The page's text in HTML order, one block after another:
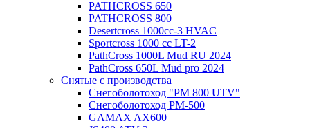
PATHCROSS 650
PATHCROSS 800
Desertcross 1000cc-3 HVAC
Sportcross 1000 cc LT-2
PathCross 1000L Mud RU 2024
PathCross 650L Mud pro 2024
Снятые с производства
Снегоболотоход "РМ 800 UTV"
Снегоболотоход РМ-500
GAMAX AX600